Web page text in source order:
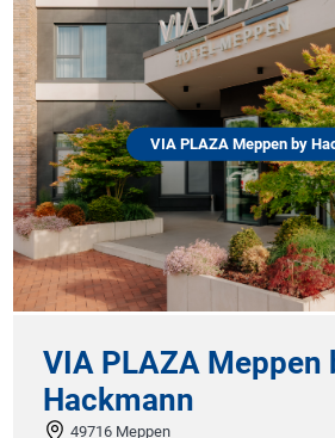
VIA PLAZA Meppen by
VIA PLAZA Meppen
Hackmann
49716 Meppen